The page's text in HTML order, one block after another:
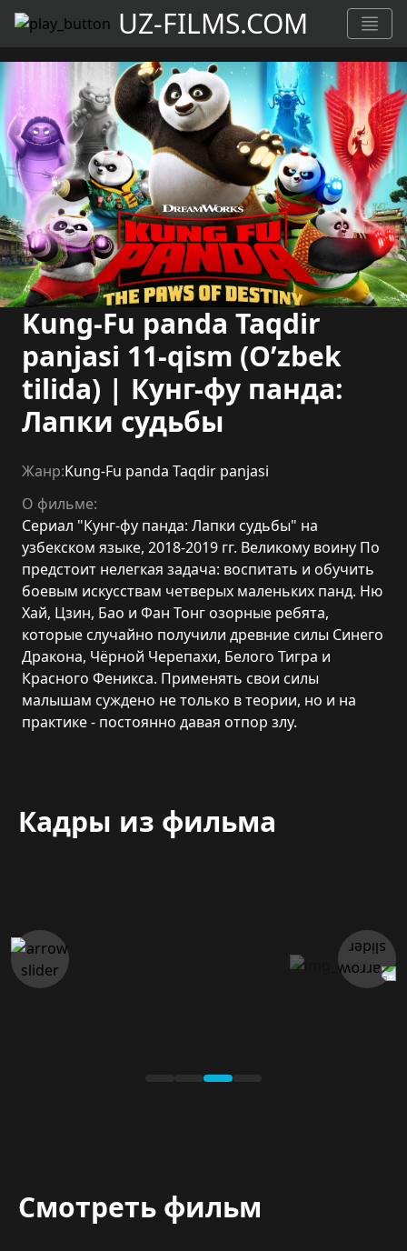
UZ-FILMS.COM
Kung-Fu panda Taqdir
panjasi 11-qism (O’zbek
tilida) | Кунг-фу панда:
Лапки судьбы
Жанр:Kung-Fu panda Taqdir panjasi
О фильме:
Сериал "Кунг-фу панда: Лапки судьбы" на
узбекском языке, 2018-2019 гг. Великому воину По
предстоит нелегкая задача: воспитать и обучить
боевым искусствам четверых маленьких панд. Ню
Хай, Цзин, Бао и Фан Тонг озорные ребята,
которые случайно получили древние силы Синего
Дракона, Чёрной Черепахи, Белого Тигра и
Красного Феникса. Применять свои силы
малышам суждено не только в теории, но и на
практике - постоянно давая отпор злу.
Кадры из фильма
Смотреть фильм